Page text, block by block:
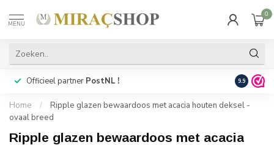
MENU
0
Officieel partner PostNL ! Snelle
9.9
Home /
Ripple glazen bewaardoos met acacia houten deksel -
ovaal breed
Ripple glazen bewaardoos met acacia